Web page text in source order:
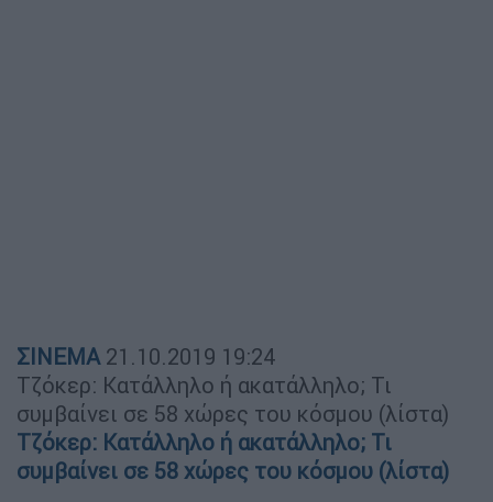
ΣΙΝΕΜΑ 21.10.2019 19:24
Τζόκερ: Κατάλληλο ή ακατάλληλο; Τι
συμβαίνει σε 58 χώρες του κόσμου (λίστα)
Τζόκερ: Κατάλληλο ή ακατάλληλο; Τι
συμβαίνει σε 58 χώρες του κόσμου (λίστα)